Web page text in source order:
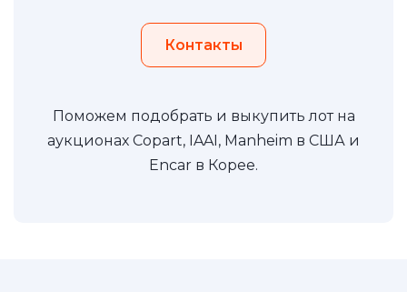
Контакты
Поможем подобрать и выкупить лот на
аукционах Copart, IAAI, Manheim в США и
Encar в Корее.